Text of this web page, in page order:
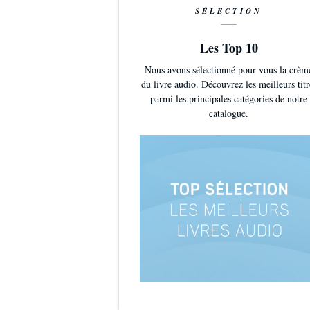
SÉLECTION
Les Top 10
Nous avons sélectionné pour vous la
du livre audio. Découvrez les meilleurs
parmi les principales catégories de notre
catalogue.